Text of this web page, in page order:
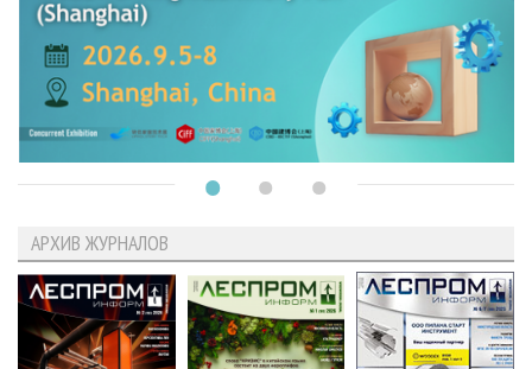
АРХИВ ЖУРНАЛОВ